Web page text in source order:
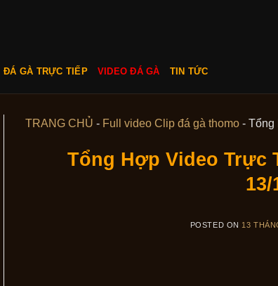
ĐÁ GÀ TRỰC TIẾP VIDEO ĐÁ GÀ TIN TỨC
TRANG CHỦ - Full video Clip đá gà thomo - Tổng
Tổng Hợp Video Trực
13/
POSTED ON 13